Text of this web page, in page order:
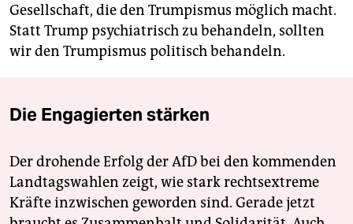
Gesellschaft, die den Trumpismus möglich macht.
Statt Trump psychiatrisch zu behandeln, sollten
wir den Trumpismus politisch behandeln.
Die Engagierten stärken
Der drohende Erfolg der AfD bei den kommenden
Landtagswahlen zeigt, wie stark rechtsextreme
Kräfte inzwischen geworden sind. Gerade jetzt